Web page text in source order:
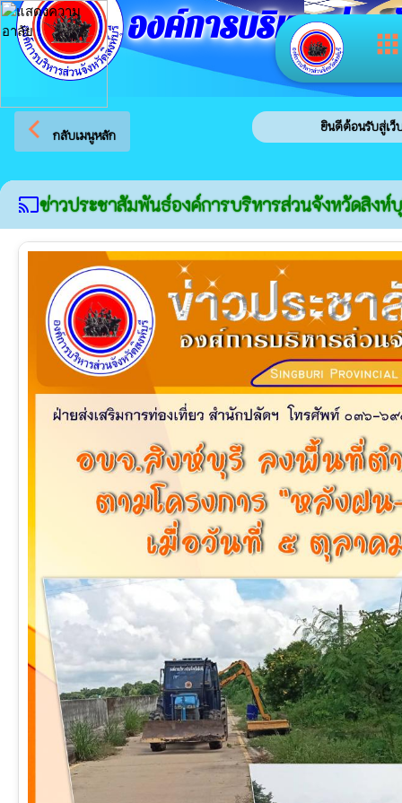
apps
องค์การบริหารส่วน
arrow_back_ios กลับเมนูหลัก
ยินดีต้อนรับสู่เว็บไซต์ของ
castข่าวประชาสัมพันธ์องค์การบริหารส่วนจังหวัดสิงห์